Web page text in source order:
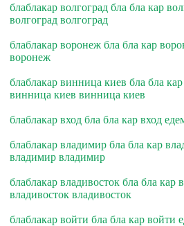
блаблакар волгоград бла бла кар
волгоград волгоград
блаблакар воронеж бла бла кар
воронеж
блаблакар винница киев бла бла
винница киев винница киев
блаблакар вход бла бла кар вход
блаблакар владимир бла бла кар
владимир владимир
блаблакар владивосток бла бла кар
владивосток владивосток
блаблакар войти бла бла кар войти